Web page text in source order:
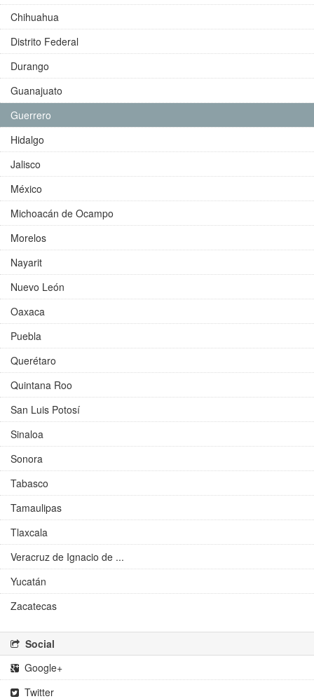
Chihuahua
Distrito Federal
Durango
Guanajuato
Guerrero
Hidalgo
Jalisco
México
Michoacán de Ocampo
Morelos
Nayarit
Nuevo León
Oaxaca
Puebla
Querétaro
Quintana Roo
San Luis Potosí
Sinaloa
Sonora
Tabasco
Tamaulipas
Tlaxcala
Veracruz de Ignacio de ...
Yucatán
Zacatecas
Social
Google+
Twitter